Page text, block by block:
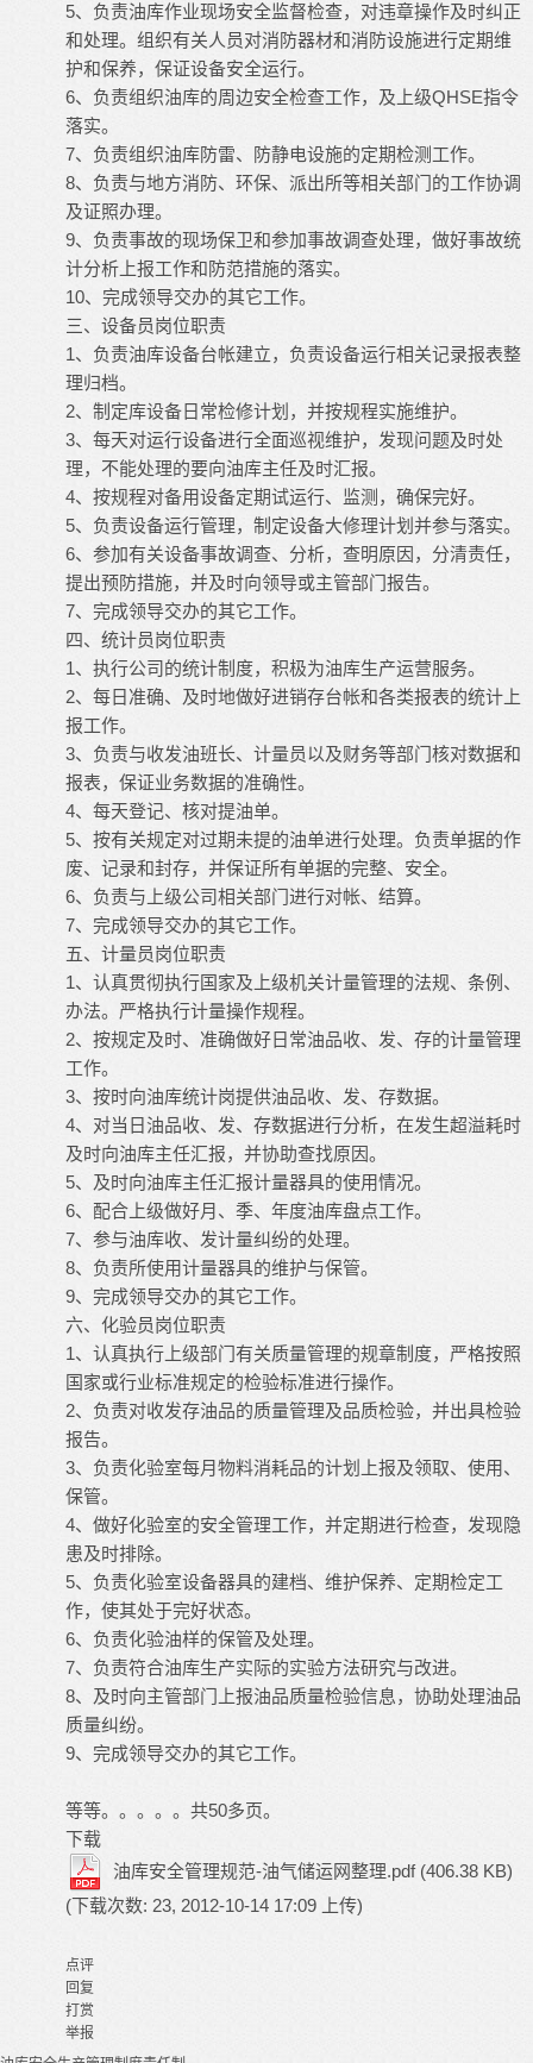
5、负责油库作业现场安全监督检查，对违章操作及时纠正
和处理。组织有关人员对消防器材和消防设施进行定期维
护和保养，保证设备安全运行。
6、负责组织油库的周边安全检查工作，及上级QHSE指令
落实。
7、负责组织油库防雷、防静电设施的定期检测工作。
8、负责与地方消防、环保、派出所等相关部门的工作协调
及证照办理。
9、负责事故的现场保卫和参加事故调查处理，做好事故统
计分析上报工作和防范措施的落实。
10、完成领导交办的其它工作。
三、设备员岗位职责
1、负责油库设备台帐建立，负责设备运行相关记录报表整
理归档。
2、制定库设备日常检修计划，并按规程实施维护。
3、每天对运行设备进行全面巡视维护，发现问题及时处
理，不能处理的要向油库主任及时汇报。
4、按规程对备用设备定期试运行、监测，确保完好。
5、负责设备运行管理，制定设备大修理计划并参与落实。
6、参加有关设备事故调查、分析，查明原因，分清责任，
提出预防措施，并及时向领导或主管部门报告。
7、完成领导交办的其它工作。
四、统计员岗位职责
1、执行公司的统计制度，积极为油库生产运营服务。
2、每日准确、及时地做好进销存台帐和各类报表的统计上
报工作。
3、负责与收发油班长、计量员以及财务等部门核对数据和
报表，保证业务数据的准确性。
4、每天登记、核对提油单。
5、按有关规定对过期未提的油单进行处理。负责单据的作
废、记录和封存，并保证所有单据的完整、安全。
6、负责与上级公司相关部门进行对帐、结算。
7、完成领导交办的其它工作。
五、计量员岗位职责
1、认真贯彻执行国家及上级机关计量管理的法规、条例、
办法。严格执行计量操作规程。
2、按规定及时、准确做好日常油品收、发、存的计量管理
工作。
3、按时向油库统计岗提供油品收、发、存数据。
4、对当日油品收、发、存数据进行分析，在发生超溢耗时
及时向油库主任汇报，并协助查找原因。
5、及时向油库主任汇报计量器具的使用情况。
6、配合上级做好月、季、年度油库盘点工作。
7、参与油库收、发计量纠纷的处理。
8、负责所使用计量器具的维护与保管。
9、完成领导交办的其它工作。
六、化验员岗位职责
1、认真执行上级部门有关质量管理的规章制度，严格按照
国家或行业标准规定的检验标准进行操作。
2、负责对收发存油品的质量管理及品质检验，并出具检验
报告。
3、负责化验室每月物料消耗品的计划上报及领取、使用、
保管。
4、做好化验室的安全管理工作，并定期进行检查，发现隐
患及时排除。
5、负责化验室设备器具的建档、维护保养、定期检定工
作，使其处于完好状态。
6、负责化验油样的保管及处理。
7、负责符合油库生产实际的实验方法研究与改进。
8、及时向主管部门上报油品质量检验信息，协助处理油品
质量纠纷。
9、完成领导交办的其它工作。
等等。。。。。共50多页。
下载
油库安全管理规范-油气储运网整理.pdf (406.38 KB)
(下载次数: 23, 2012-10-14 17:09 上传)
点评
回复
打赏
举报